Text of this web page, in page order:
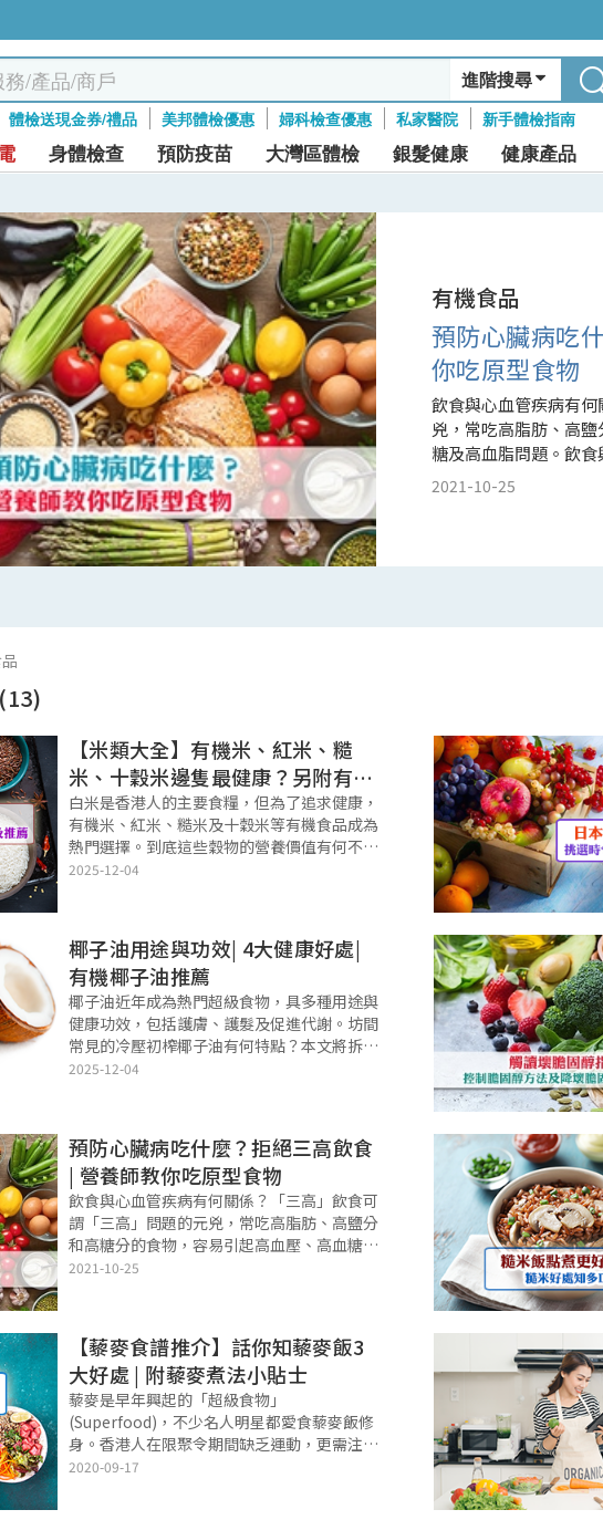
進階搜尋
體檢送現金券/禮品 美邦體檢優惠 婦科檢查優惠 私家醫院 新手體檢指南
身體檢查 預防疫苗 大灣區體檢 銀髮健康 健康產品
有機食品
預防心臟病吃
你吃原型食物
飲食與心血管疾病有
兇，常吃高脂肪、高
糖及高血脂問題。飲
好？讓營養師教你吃「
2021-10-25
【米類大全】有機米、紅米、糙
米、十穀米邊隻最健康？另附有機
食品推介
白米是香港人的主要食糧，但為了追求健康，
有機米、紅米、糙米及十穀米等有機食品成為
熱門選擇。到底這些穀物的營養價值有何不
同？哪種有機米最適合你？本文將為你逐一比
士！
2025-12-04
椰子油用途與功效| 4大健康好處|
有機椰子油推薦
椰子油近年成為熱門超級食物，具多種用途與
健康功效，包括護膚、護髮及促進代謝。坊間
常見的冷壓初榨椰子油有何特點？本文將拆解
椰子油4大功效、用途及選購貼士，並推薦優
2025-12-04
預防心臟病吃什麼？拒絕三高飲食
| 營養師教你吃原型食物
飲食與心血管疾病有何關係？「三高」飲食可
謂「三高」問題的元兇，常吃高脂肪、高鹽分
和高糖分的食物，容易引起高血壓、高血糖及
高血脂問題。飲食與健康同樣重要，如何食得
2021-10-25
【藜麥食譜推介】話你知藜麥飯3
大好處 | 附藜麥煮法小貼士
藜麥是早年興起的「超級食物」
(Superfood)，不少名人明星都愛食藜麥飯修
身。香港人在限聚令期間缺乏運動，更需注重
飲食控制體重。本文為大家推介幾款藜麥食
2020-09-17